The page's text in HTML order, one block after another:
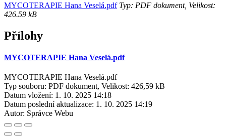
MYCOTERAPIE Hana Veselá.pdfTyp: PDF dokument, Velikost:
426.59 kB
Přílohy
MYCOTERAPIE Hana Veselá.pdf
MYCOTERAPIE Hana Veselá.pdf
Typ souboru: PDF dokument, Velikost: 426,59 kB
Datum vložení: 1. 10. 2025 14:18
Datum poslední aktualizace: 1. 10. 2025 14:19
Autor: Správce Webu